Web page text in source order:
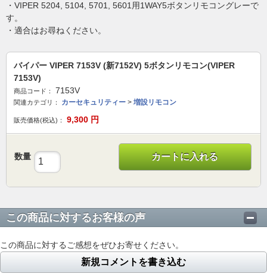
・VIPER 5204, 5104, 5701, 5601用1WAY5ボタンリモコングレーで
す。
・適合はお尋ねください。
バイパー VIPER 7153V (新7152V) 5ボタンリモコン(VIPER
7153V)
商品コード： 7153V
関連カテゴリ： カーセキュリティー > 増設リモコン
販売価格(税込)： 9,300 円
数量 カートに入れる
この商品に対するお客様の声
この商品に対するご感想をぜひお寄せください。
新規コメントを書き込む